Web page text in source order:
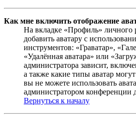
Как мне включить отображение
На вкладке «Профиль» личного
добавить аватару с
инструментов: «Граватар»,
«Удалённая аватара» или
администратора зависит,
а также какие типы аватар
вы не можете использовать
администратором конференции
Вернуться к началу